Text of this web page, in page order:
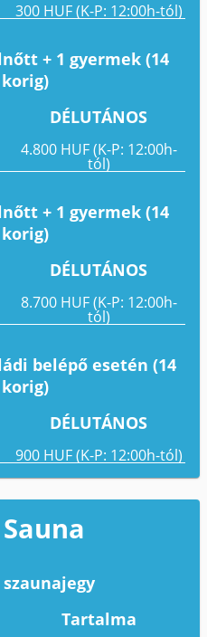
300 HUF (K-P: 12:00h-tól)
+ 1 gyermek (14
DÉLUTÁNOS
4.800 HUF (K-P: 12:00h-
tól)
+ 1 gyermek (14
DÉLUTÁNOS
8.700 HUF (K-P: 12:00h-
tól)
belépő esetén (14
DÉLUTÁNOS
900 HUF (K-P: 12:00h-tól)
Tartalma